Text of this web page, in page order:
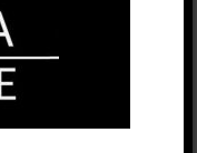
de Arte
varias
“¿Que
me parece
porque,